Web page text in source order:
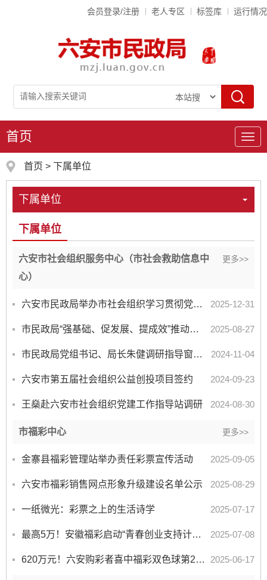
会员登录/注册 老人专区 标签库 运行情况
导
航
首页
首页 > 下属单位
下属单位
下属单位
六安市社会组织服务中心（市社会救助信息中
心）
更多>>
六安市民政局举办市社会组织学习贯彻党的二十届四中全会精神专题党建工作会 2025-12-31
市民政局“强基础、促发展、提成效”推动社会组织高质量发展 2025-08-27
市民政局党组书记、局长朱健调研指导窗口工作 2024-11-04
六安市第五届社会组织公益创投项目签约 2024-09-23
王燊赴六安市社会组织党建工作指导站调研 2024-08-30
市福彩中心 更多>>
金寨县福彩管理站举办责任彩票宣传活动 2025-09-05
六安市福彩销售网点形象升级建设名单公示 2025-08-29
一纸微光：彩票之上的生活诗学 2025-07-17
最高5万！安徽福彩启动“青春创业支持计划”，助高校毕业生、退役军人圆梦创业！ 2025-07-08
620万元！六安购彩者喜中福彩双色球第2025067期大奖 2025-06-17